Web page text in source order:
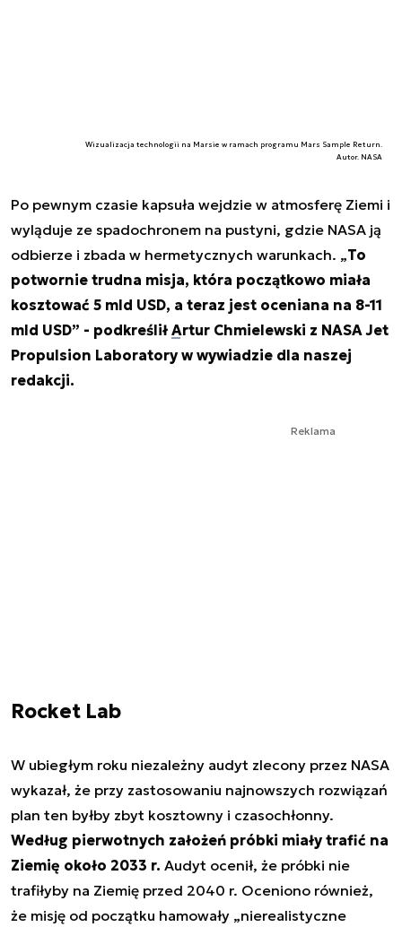
Wizualizacja technologii na Marsie w ramach programu Mars Sample Return.
Autor. NASA
Po pewnym czasie kapsuła wejdzie w atmosferę Ziemi i
wyląduje ze spadochronem na pustyni, gdzie NASA ją
odbierze i zbada w hermetycznych warunkach. „To
potwornie trudna misja, która początkowo miała
kosztować 5 mld USD, a teraz jest oceniana na 8-11
mld USD” - podkreśliłArtur Chmielewski z NASA Jet
Propulsion Laboratory w wywiadzie dla naszej
redakcji.
Reklama
Rocket Lab
W ubiegłym roku niezależny audyt zlecony przez NASA
wykazał, że przy zastosowaniu najnowszych rozwiązań
plan ten byłby zbyt kosztowny i czasochłonny.
Według pierwotnych założeń próbki miały trafić na
Ziemię około 2033 r. Audyt ocenił, że próbki nie
trafiłyby na Ziemię przed 2040 r. Oceniono również,
że misję od początku hamowały „nierealistyczne